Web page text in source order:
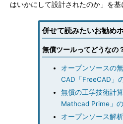
はいかにして設計されたのか」を基
併せて読みたいお勧め
無償ツールってどうなの
オープンソースの
CAD「FreeCAD」
無償の工学技術計
Mathcad Prime」
オープンソース解